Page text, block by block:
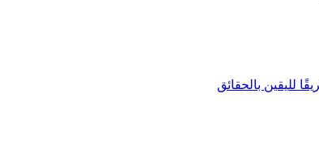
لليقين بالحقائق